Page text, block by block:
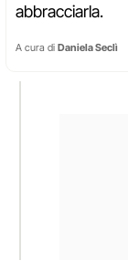
abbracciarla.
A cura di Daniela Seclì